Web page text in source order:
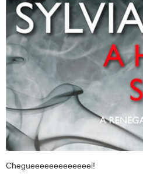
Chegueeeeeeeeeeeeei!